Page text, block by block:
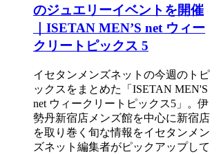
のジュエリーイベントを開催
｜ISETAN MEN’S net ウィー
クリートピックス 5
イセタンメンズネットの今週のトピ
ックスをまとめた「ISETAN MEN'S
net ウィークリートピックス5」。伊
勢丹新宿店メンズ館を中心に新宿店
を取り巻く旬な情報をイセタンメン
ズネット編集者がピックアップして